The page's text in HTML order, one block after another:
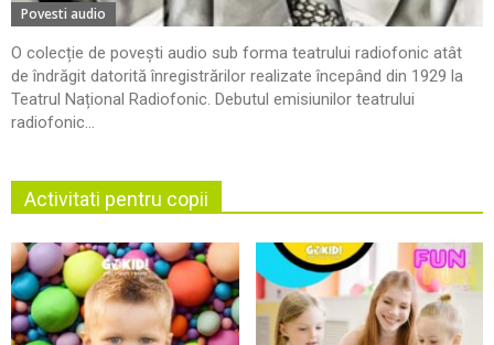
Povesti audio
O colecție de povești audio sub forma teatrului radiofonic atât
de îndrăgit datorită înregistrărilor realizate începând din 1929 la
Teatrul Național Radiofonic. Debutul emisiunilor teatrului
radiofonic...
Activitati pentru copii